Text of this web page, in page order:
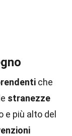
che
stranezze
e più alto del